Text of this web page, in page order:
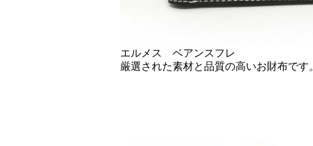
エルメス ベアンスフレ
厳選された素材と品質の高いお財布です